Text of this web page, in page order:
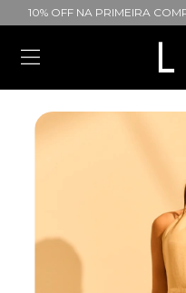
10% OFF NA PRIMEIRA